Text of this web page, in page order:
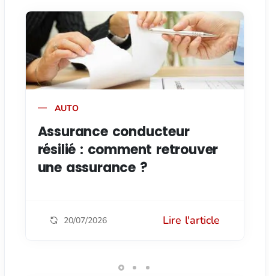
AUTO
Assurance conducteur
résilié : comment retrouver
une assurance ?
20/07/2026 Lire l'article